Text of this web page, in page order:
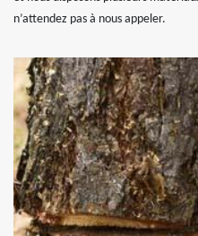
n’attendez pas à nous appeler.